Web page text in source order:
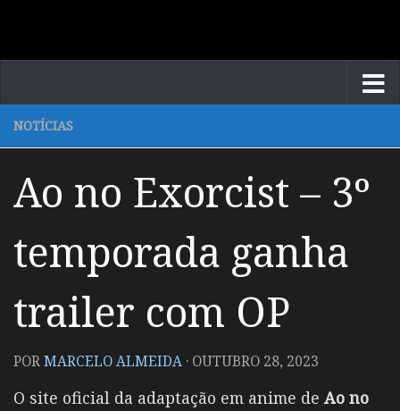
NOTÍCIAS
Ao no Exorcist – 3º
temporada ganha
trailer com OP
PORMARCELO ALMEIDA · OUTUBRO 28, 2023
O site oficial da adaptação em anime de Ao no